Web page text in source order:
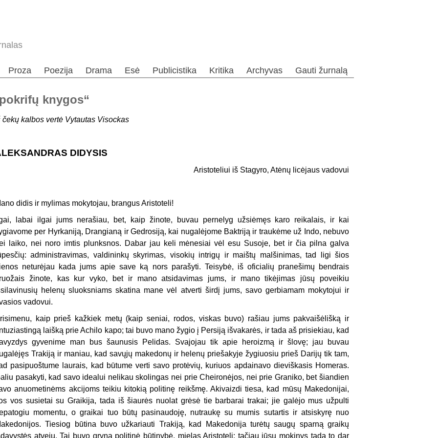
Proza Poezija Drama Esė Publicistika Kritika Archyvas Gauti žurnalą
knygos“
čekų kalbos vertė Vytautas Visockas
DIDYSIS
Aristoteliui iš Stagyro, Atėnų licėjaus vadovui
didis ir mylimas mokytojau, brangus Aristoteli!
labai ilgai jums nerašiau, bet, kaip žinote, buvau pernelyg užsiėmęs karo reikalais, ir kai
per Hyrkaniją, Drangianą ir Gedrosiją, kai nugalėjome Baktriją ir traukėme už Indo, nebuvo
laiko, nei noro imtis plunksnos. Dabar jau keli mėnesiai vėl esu Susoje, bet ir čia pilna galva
administravimas, valdininkų skyrimas, visokių intrigų ir maištų malšinimas, tad ligi šios
neturėjau kada jums apie save ką nors parašyti. Teisybė, iš oficialių pranešimų bendrais
žinote, kas kur vyko, bet ir mano atsidavimas jums, ir mano tikėjimas jūsų poveikiu
helenų sluoksniams skatina mane vėl atverti širdį jums, savo gerbiamam mokytojui ir
vadovui.
kaip prieš kažkiek metų (kaip seniai, rodos, viskas buvo) rašiau jums pakvaišėlišką ir
laišką prie Achilo kapo; tai buvo mano žygio į Persiją išvakarės, ir tada aš prisiekiau, kad
gyvenime man bus šaunusis Pelidas. Svajojau tik apie heroizmą ir šlovę; jau buvau
Trakiją ir maniau, kad savųjų makedonų ir helenų priešakyje žygiuosiu prieš Darijų tik tam,
pasipuoštume laurais, kad būtume verti savo protėvių, kuriuos apdainavo dieviškasis Homeras.
pasakyti, kad savo idealui nelikau skolingas nei prie Cheironėjos, nei prie Graniko, bet šiandien
anuometinėms akcijoms teikiu kitokią politinę reikšmę. Akivaizdi tiesa, kad mūsų Makedonijai,
vos susietai su Graikija, tada iš šiaurės nuolat grėsė tie barbarai trakai; jie galėjo mus užpulti
momentu, o graikai tuo būtų pasinaudoję, nutraukę su mumis sutartis ir atsiskyrę nuo
Tiesiog būtina buvo užkariauti Trakiją, kad Makedonija turėtų saugų sparną graikų
atveju. Tai buvo gryna politinė būtinybė, mielas Aristoteli; tačiau jūsų mokinys tada to dar